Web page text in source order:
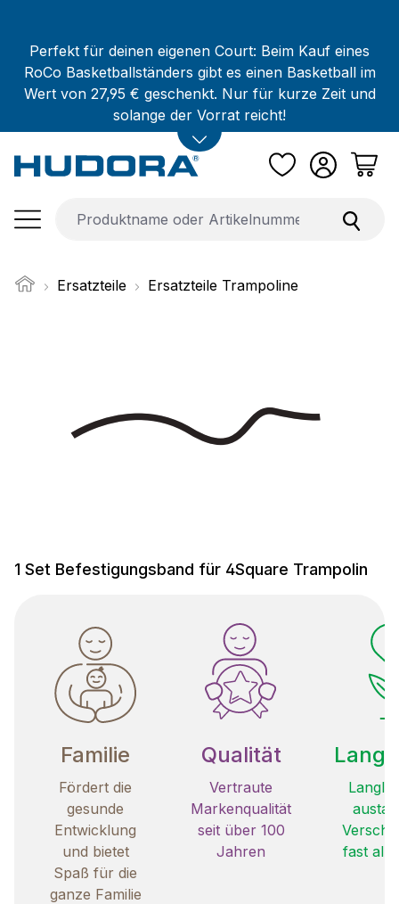
Perfekt für deinen eigenen Court: Beim Kauf eines
RoCo Basketballständers gibt es einen Basketball im
Wert von 27,95 € geschenkt. Nur für kurze Zeit und
solange der Vorrat reicht!
Ersatzteile Ersatzteile Trampoline
1 Set Befestigungsband für 4Square Trampolin
Familie
Fördert die
gesunde
Entwicklung
und bietet
Spaß für die
ganze Familie
Qualität
Vertraute
Markenqualität
seit über 100
Jahren
fast